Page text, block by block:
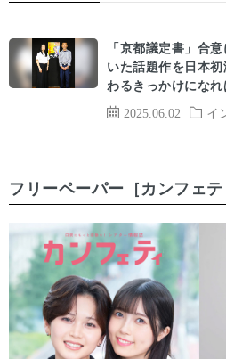
2025.06.02 イ
「京都議定書」合
いた話題作を日本
わるきっかけになれ
フリーペーパー［カンフェテ